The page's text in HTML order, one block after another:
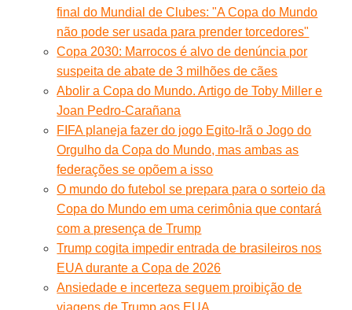
final do Mundial de Clubes: "A Copa do Mundo
não pode ser usada para prender torcedores"
Copa 2030: Marrocos é alvo de denúncia por
suspeita de abate de 3 milhões de cães
Abolir a Copa do Mundo. Artigo de Toby Miller e
Joan Pedro-Carañana
FIFA planeja fazer do jogo Egito-Irã o Jogo do
Orgulho da Copa do Mundo, mas ambas as
federações se opõem a isso
O mundo do futebol se prepara para o sorteio da
Copa do Mundo em uma cerimônia que contará
com a presença de Trump
Trump cogita impedir entrada de brasileiros nos
EUA durante a Copa de 2026
Ansiedade e incerteza seguem proibição de
viagens de Trump aos EUA